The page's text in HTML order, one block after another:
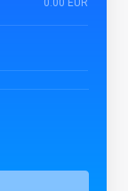
0.00 EUR